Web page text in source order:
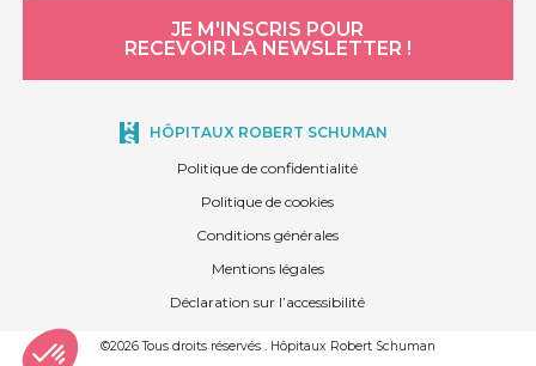
JE M'INSCRIS POUR
RECEVOIR LA NEWSLETTER !
HÔPITAUX ROBERT SCHUMAN
Politique de confidentialité
Politique de cookies
Conditions générales
Mentions légales
Déclaration sur l’accessibilité
©2026 Tous droits réservés . Hôpitaux Robert Schuman